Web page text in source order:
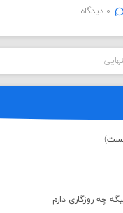
۰ دیدگاه
چه روزگاری دارم